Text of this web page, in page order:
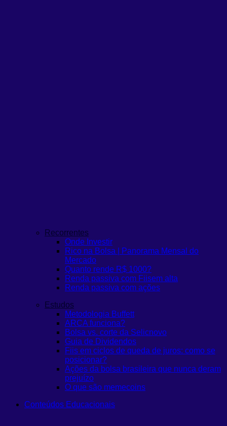
Recorrentes
Onde Investir
Rico na Bolsa | Panorama Mensal do
Mercado
Quanto rende R$ 1000?
Renda passiva com Fiisem alta
Renda passiva com ações
Estudos
Metodologia Buffett
ARCA funciona?
Bolsa vs. corte da Selicnovo
Guia de Dividendos
Fiis em ciclos de queda de juros: como se
posicionar?
Ações da bolsa brasileira que nunca deram
prejuízo
O que são memecoins
Conteúdos Educacionais